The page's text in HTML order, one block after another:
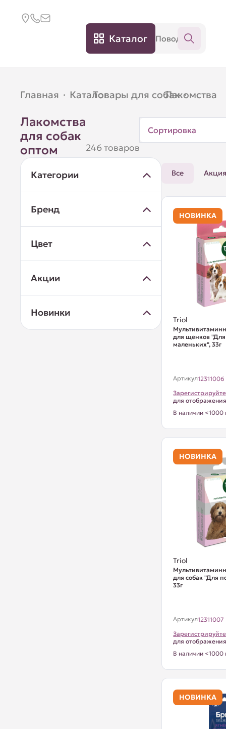
Каталог
Главная · Каталог ·
Товары для собак ·
Лакомства
Лакомства
для собак
оптом
246 товаров
Сортировка
Категории
Бренд
Цвет
Акции
Новинки
Все
НОВИНКА
Triol
для щенков
маленьких", 33г
Артикул12311006
для
В наличии <1000
НОВИНКА
Triol
для собак "Для
33г
Артикул12311007
для
В наличии <1000
НОВИНКА